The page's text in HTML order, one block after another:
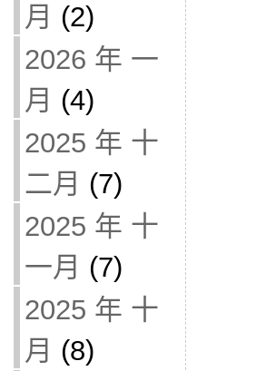
月 (2)
2026 年 一
月 (4)
2025 年 十
二月 (7)
2025 年 十
一月 (7)
2025 年 十
月 (8)